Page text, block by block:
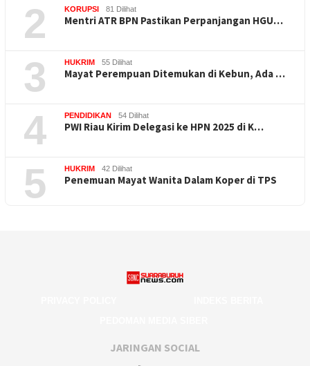
2 KORUPSI 81 Dilihat
Mentri ATR BPN Pastikan Perpanjangan HGU…
3 HUKRIM 55 Dilihat
Mayat Perempuan Ditemukan di Kebun, Ada …
4 PENDIDIKAN 54 Dilihat
PWI Riau Kirim Delegasi ke HPN 2025 di K…
5 HUKRIM 42 Dilihat
Penemuan Mayat Wanita Dalam Koper di TPS
JARINGAN SOCIAL